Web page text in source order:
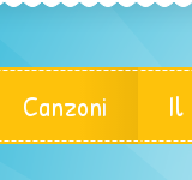
Canzoni Il